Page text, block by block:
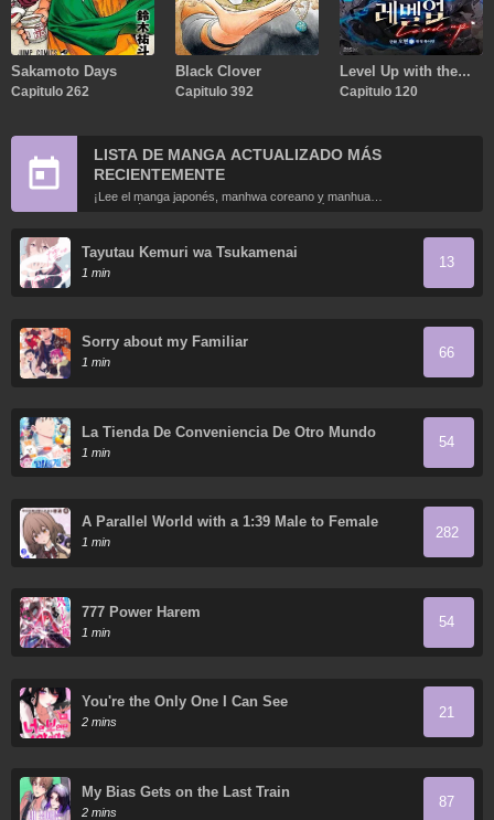
Sakamoto Days
Capitulo 262
Black Clover
Capitulo 392
Level Up with the
Gods
Capitulo 120
LISTA DE MANGA ACTUALIZADO MÁS
RECIENTEMENTE
¡Lee el manga japonés, manhwa coreano y manhua
chino más recientemente actualizados en línea gratis!
Tayutau Kemuri wa Tsukamenai
1 min
13
Sorry about my Familiar
1 min
66
La Tienda De Conveniencia De Otro Mundo
1 min
54
A Parallel World with a 1:39 Male to Female
Ratio is Unexpectedly Normal (Fan Colored)
1 min
282
777 Power Harem
1 min
54
You're the Only One I Can See
2 mins
21
My Bias Gets on the Last Train
2 mins
87